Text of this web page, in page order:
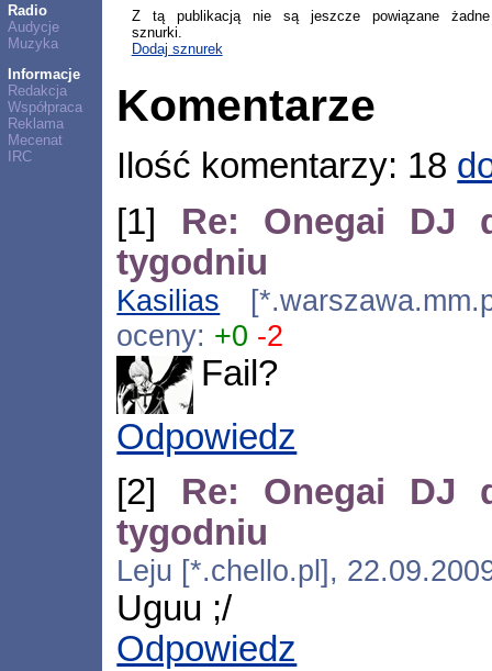
Radio
Audycje
Muzyka
Informacje
Redakcja
Współpraca
Reklama
Mecenat
IRC
Z tą publikacją nie są jeszcze powiązane żadne
sznurki.
Dodaj sznurek
Komentarze
Ilość komentarzy: 18
[1] Re: Onegai DJ
tygodniu
Kasilias
oceny: +0 -2
Fail?
Odpowiedz
[2] Re: Onegai DJ
tygodniu
Leju [*.chello.pl],
Uguu ;/
Odpowiedz